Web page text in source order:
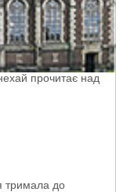
не тримати під
сповідайтеся і
Якщо
прочитає над
тримала до